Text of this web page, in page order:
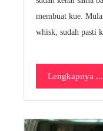
membuat kue.
whisk, sudah pasti
Lengkapnya ...